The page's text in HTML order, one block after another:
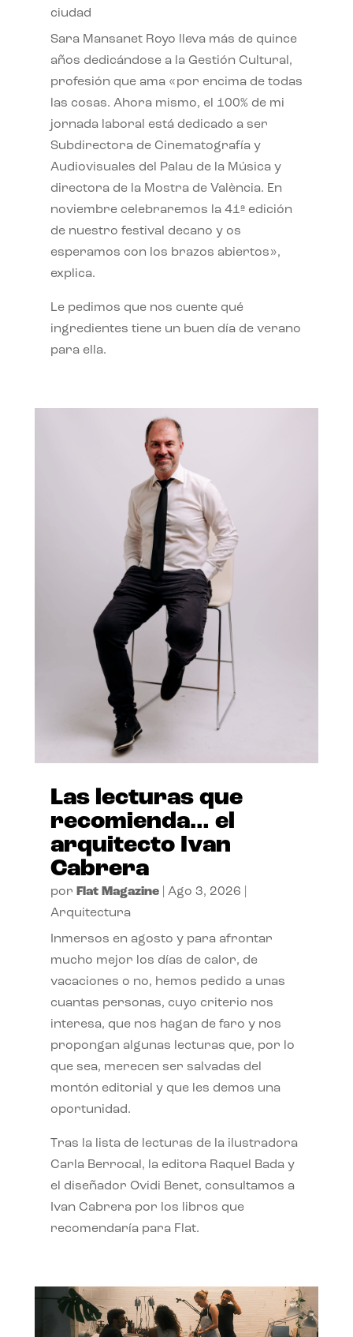
ciudad
Sara Mansanet Royo lleva más de quince
años dedicándose a la Gestión Cultural,
profesión que ama «por encima de todas
las cosas. Ahora mismo, el 100% de mi
jornada laboral está dedicado a ser
Subdirectora de Cinematografía y
Audiovisuales del Palau de la Música y
directora de la Mostra de València. En
noviembre celebraremos la 41ª edición
de nuestro festival decano y os
esperamos con los brazos abiertos»,
explica.
Le pedimos que nos cuente qué
ingredientes tiene un buen día de verano
para ella.
Las lecturas que
recomienda… el
arquitecto Ivan
Cabrera
por Flat Magazine| Ago 3, 2026
Arquitectura
Inmersos en agosto y para afrontar
mucho mejor los días de calor, de
vacaciones o no, hemos pedido a unas
cuantas personas, cuyo criterio nos
interesa, que nos hagan de faro y nos
propongan algunas lecturas que, por lo
que sea, merecen ser salvadas del
montón editorial y que les demos una
oportunidad.
Tras la lista de lecturas de la ilustradora
Carla Berrocal, la editora Raquel Bada y
el diseñador Ovidi Benet, consultamos a
Ivan Cabrera por los libros que
recomendaría para Flat.